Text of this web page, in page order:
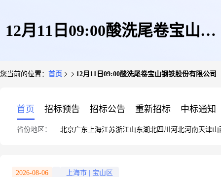
12月11日09:00酸洗尾卷宝山钢
您当前的位置： 首页 12月11日09:00酸洗尾卷宝山钢铁股份有限公司
首页 招标预告 招标公告 重新招标 中标通知
省份地区： 北京广东 上海江苏浙江山东湖北四川 河北河南天津山
2026-08-06 上海市 宝山区